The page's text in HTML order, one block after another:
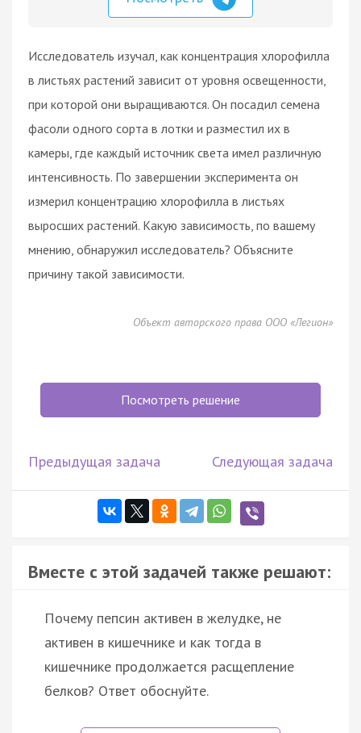
Исследователь изучал, как концентрация хлорофилла
в листьях растений зависит от уровня освещенности,
при которой они выращиваются. Он посадил семена
фасоли одного сорта в лотки и разместил их в
камеры, где каждый источник света имел различную
интенсивность. По завершении эксперимента он
измерил концентрацию хлорофилла в листьях
выросших растений. Какую зависимость, по вашему
мнению, обнаружил исследователь? Объясните
причину такой зависимости.
Объект авторского права ООО «Легион»
Посмотреть решение
Предыдущая задача Следующая задача
Вместе с этой задачей также решают:
Почему пепсин активен в желудке, не
активен в кишечнике и как тогда в
кишечнике продолжается расщепление
белков? Ответ обоснуйте.